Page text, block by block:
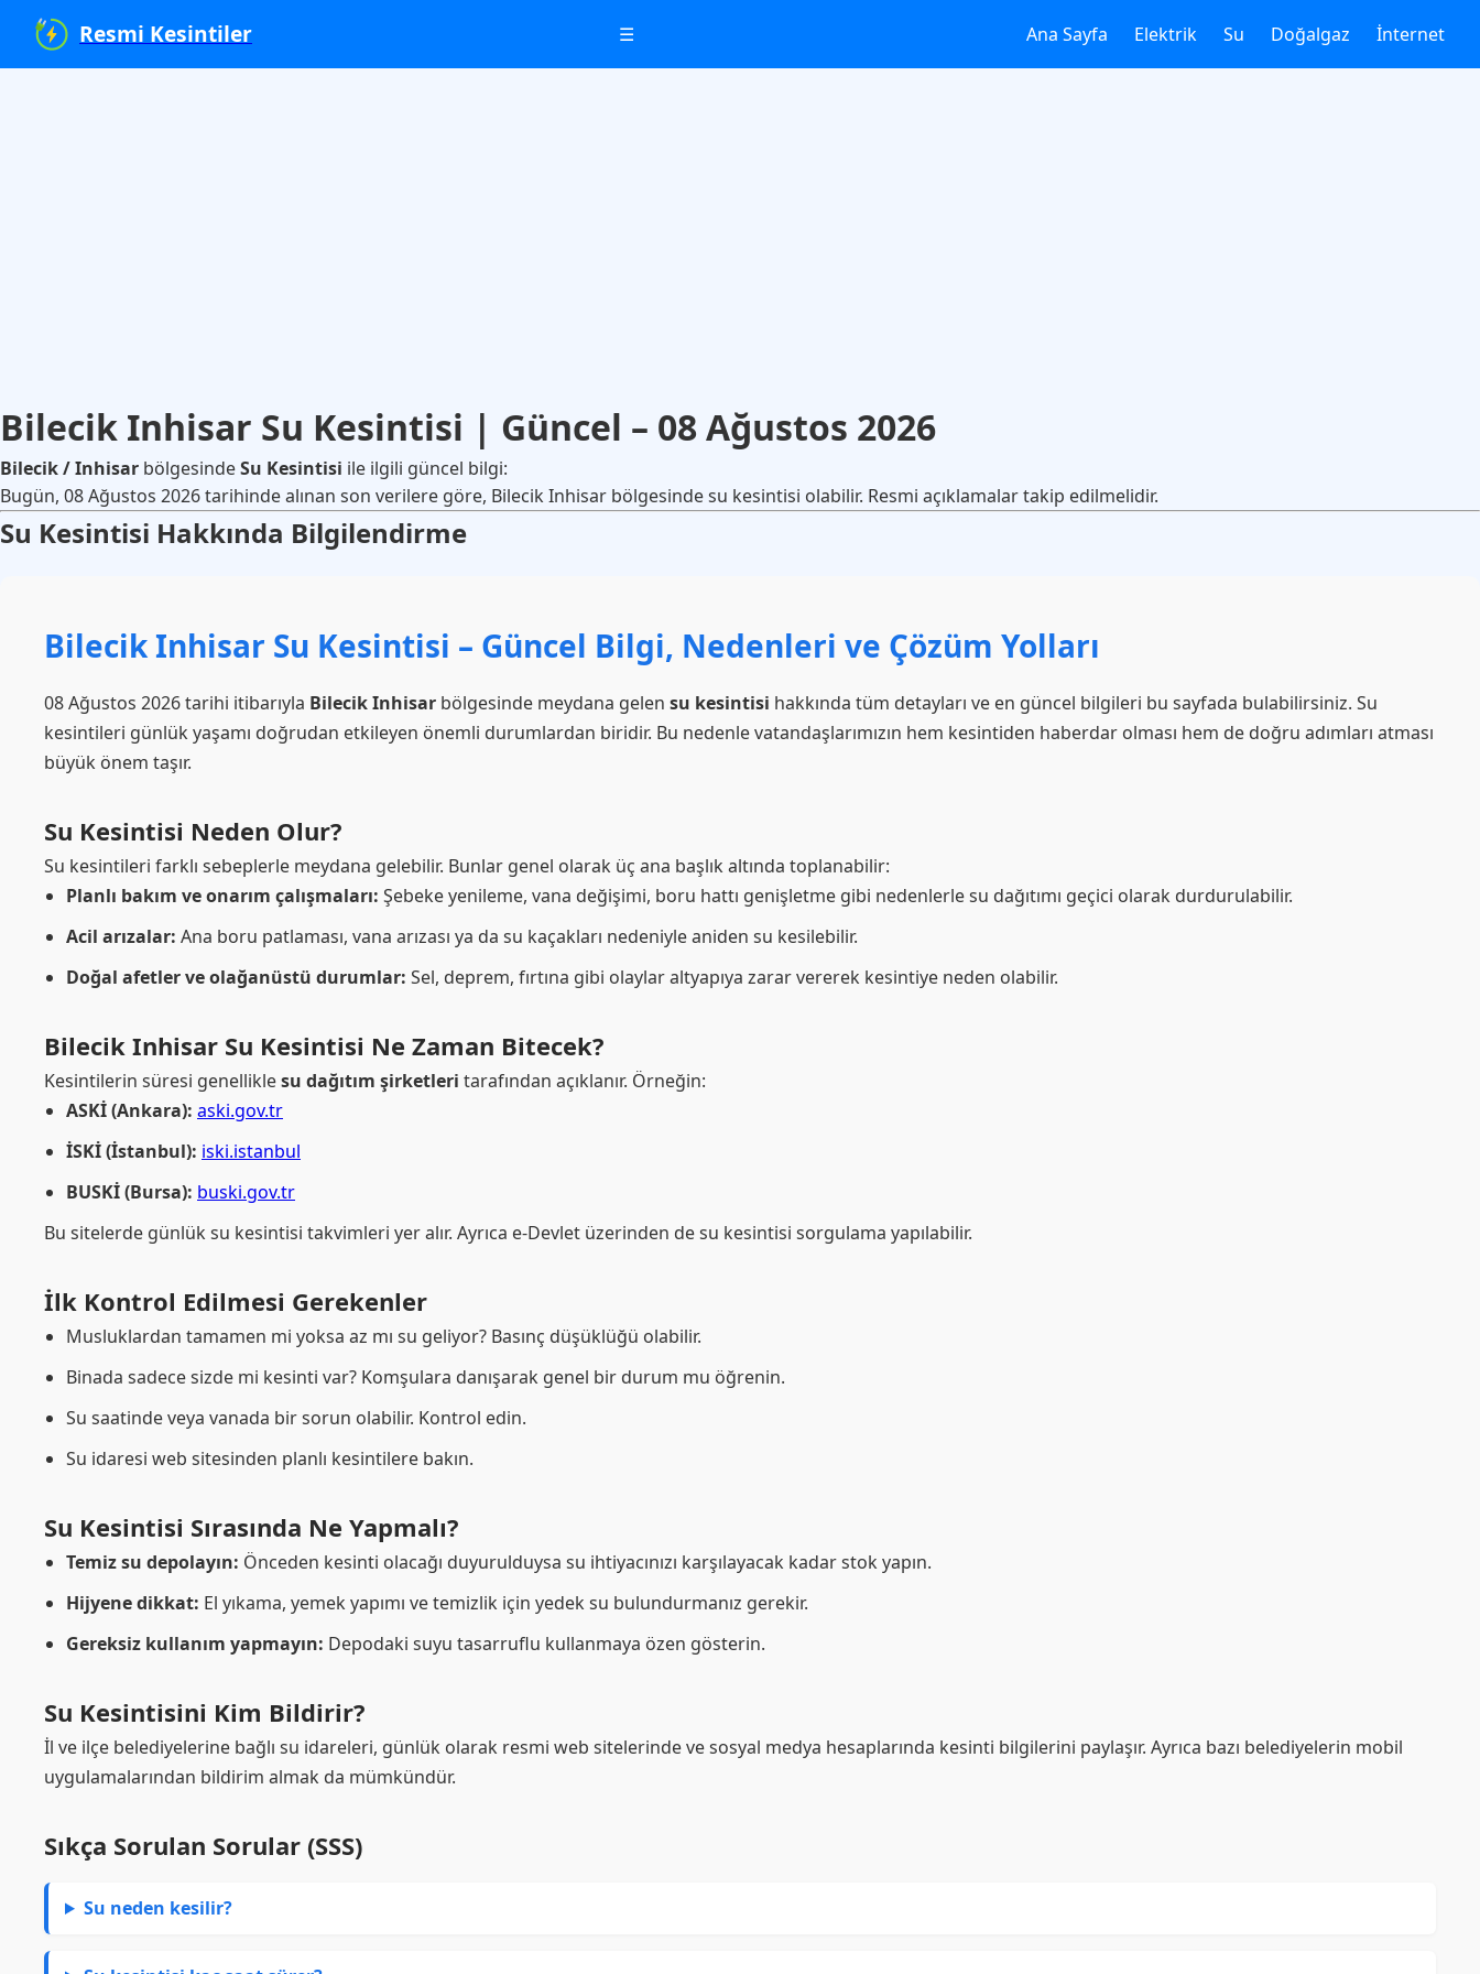
Resmi Kesintiler ☰ Ana Sayfa Elektrik Su Doğalgaz İnternet
Bilecik Inhisar Su Kesintisi | Güncel – 08 Ağustos 2026
Bilecik / Inhisar bölgesindeSu Kesintisi ile ilgili güncel bilgi:
Bugün, 08 Ağustos 2026 tarihinde alınan son verilere göre, Bilecik Inhisar bölgesinde su kesintisi olabilir. Resmi açıklamalar takip edilmelidir.
Su Kesintisi Hakkında Bilgilendirme
Bilecik Inhisar Su Kesintisi – Güncel Bilgi, Nedenleri ve Çözüm Yolları
08 Ağustos 2026 tarihi itibarıyla Bilecik Inhisar bölgesinde meydana gelen su kesintisi hakkında tüm detayları ve en güncel bilgileri bu sayfada bulabilirsiniz. Su
kesintileri günlük yaşamı doğrudan etkileyen önemli durumlardan biridir. Bu nedenle vatandaşlarımızın hem kesintiden haberdar olması hem de doğru adımları atması
büyük önem taşır.
Su Kesintisi Neden Olur?
Su kesintileri farklı sebeplerle meydana gelebilir. Bunlar genel olarak üç ana başlık altında toplanabilir:
Planlı bakım ve onarım çalışmaları: Şebeke yenileme, vana değişimi, boru hattı genişletme gibi nedenlerle su dağıtımı geçici olarak durdurulabilir.
Acil arızalar: Ana boru patlaması, vana arızası ya da su kaçakları nedeniyle aniden su kesilebilir.
Doğal afetler ve olağanüstü durumlar: Sel, deprem, fırtına gibi olaylar altyapıya zarar vererek kesintiye neden olabilir.
Bilecik Inhisar Su Kesintisi Ne Zaman Bitecek?
Kesintilerin süresi genelliklesu dağıtım şirketleri tarafından açıklanır. Örneğin:
ASKİ (Ankara): aski.gov.tr
İSKİ (İstanbul): iski.istanbul
BUSKİ (Bursa): buski.gov.tr
Bu sitelerde günlük su kesintisi takvimleri yer alır. Ayrıca e-Devlet üzerinden de su kesintisi sorgulama yapılabilir.
İlk Kontrol Edilmesi Gerekenler
Musluklardan tamamen mi yoksa az mı su geliyor? Basınç düşüklüğü olabilir.
Binada sadece sizde mi kesinti var? Komşulara danışarak genel bir durum mu öğrenin.
Su saatinde veya vanada bir sorun olabilir. Kontrol edin.
Su idaresi web sitesinden planlı kesintilere bakın.
Su Kesintisi Sırasında Ne Yapmalı?
Temiz su depolayın: Önceden kesinti olacağı duyurulduysa su ihtiyacınızı karşılayacak kadar stok yapın.
Hijyene dikkat: El yıkama, yemek yapımı ve temizlik için yedek su bulundurmanız gerekir.
Gereksiz kullanım yapmayın: Depodaki suyu tasarruflu kullanmaya özen gösterin.
Su Kesintisini Kim Bildirir?
İl ve ilçe belediyelerine bağlı su idareleri, günlük olarak resmi web sitelerinde ve sosyal medya hesaplarında kesinti bilgilerini paylaşır. Ayrıca bazı belediyelerin mobil
uygulamalarından bildirim almak da mümkündür.
Sıkça Sorulan Sorular (SSS)
Su neden kesilir?